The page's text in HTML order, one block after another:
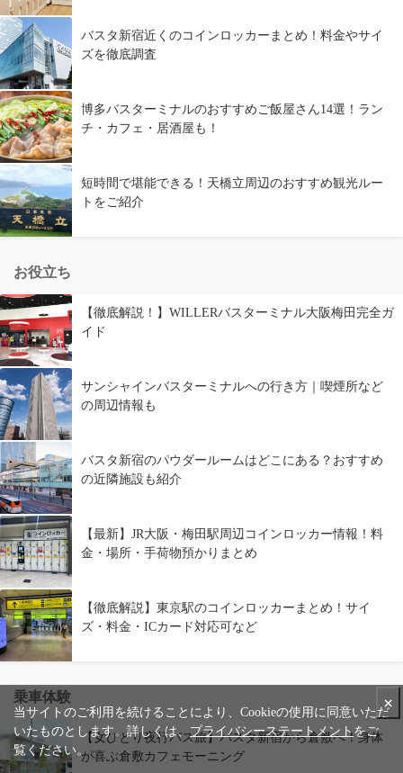
バスタ新宿近くのコインロッカーまとめ！料金やサイ
ズを徹底調査
博多バスターミナルのおすすめご飯屋さん14選！ラン
チ・カフェ・居酒屋も！
短時間で堪能できる！天橋立周辺のおすすめ観光ルー
トをご紹介
お役立ち
【徹底解説！】WILLERバスターミナル大阪梅田完全ガ
イド
サンシャインバスターミナルへの行き方｜喫煙所など
の周辺情報も
バスタ新宿のパウダールームはどこにある？おすすめ
の近隣施設も紹介
【最新】JR大阪・梅田駅周辺コインロッカー情報！料
金・場所・手荷物預かりまとめ
【徹底解説】東京駅のコインロッカーまとめ！サイ
ズ・料金・ICカード対応可など
乗車体験
【女ひとり夜行バス旅】バスタ新宿から倉敷へ！身体
が喜ぶ倉敷カフェモーニング
×
当サイトのご利用を続けることにより、Cookieの使用に同意いただ
いたものとします。詳しくは、プライバシーステートメントをご
覧ください。